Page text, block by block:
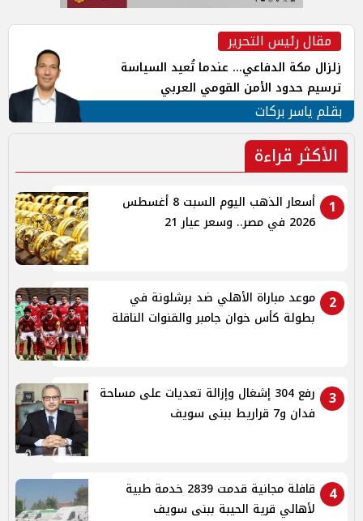
مقال رئيس التحرير
زلزال مكة الدفاعي... عندما تُعيد السياسة
ترسيم حدود الأمن القومي العربي
بقلم ياسر بركات
الأكثر قراءة
1
أسعار الذهب اليوم السبت 8 أغسطس
2026 في مصر.. وسعر عيار 21
2
موعد مباراة الأهلي ضد برشلونة في
بطولة كأس خوان جامبر والقنوات الناقلة
3
رفع 304 إشغال وإزالة تعديات على مساحة
فدان و7 قراريط ببنى سويف
4
قافلة مجانية قدمت 2839 خدمة طبية
لأهالي قرية الحيبة ببنى سويف